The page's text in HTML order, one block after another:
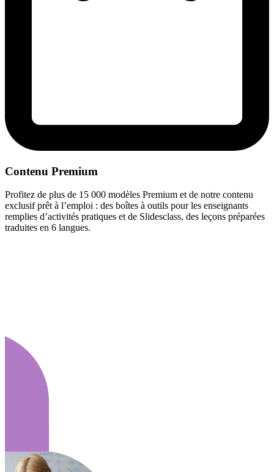
Contenu Premium
Profitez de plus de 15 000 modèles Premium et de notre contenu
exclusif prêt à l’emploi : des boîtes à outils pour les enseignants
remplies d’activités pratiques et de Slidesclass, des leçons préparées
traduites en 6 langues.